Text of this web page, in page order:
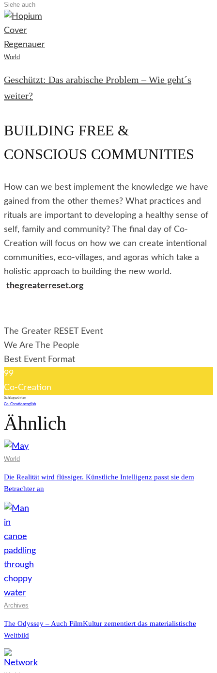
Siehe auch
World
Geschützt: Das arabische Problem – Wie geht´s
weiter?
BUILDING FREE &
CONSCIOUS COMMUNITIES
How can we best implement the knowledge we have
gained from the other themes? What practices and
rituals are important to developing a healthy sense of
self, family and community? The final day of Co-
Creation will focus on how we can create intentional
communities, eco-villages, and agoras which take a
holistic approach to building the new world.
thegreaterreset.org
The Greater RESET Event
We Are The People
Best Event Format
99
Co-Creation
Schlagwörter
Co-Creationenglish
Ähnlich
World
Die Realität wird flüssiger. Künstliche Intelligenz passt sie dem
Betrachter an
Archives
The Odyssey – Auch FilmKultur zementiert das materialistische
Weltbild